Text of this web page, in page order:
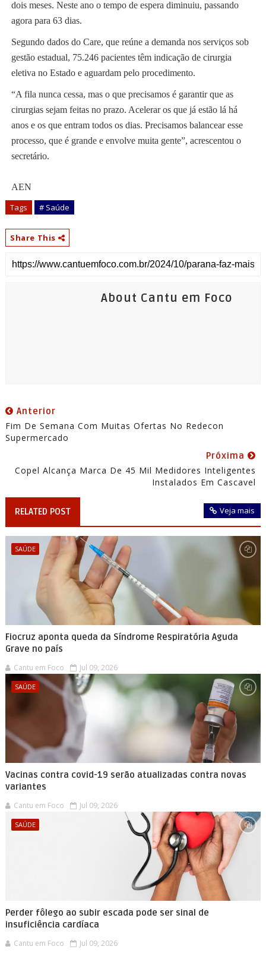
dois meses. Neste ano o tempo de espera diminuiu, passando
agora para 63 dias.
Segundo dados do Care, que reúne a demanda nos serviços sob
gestão estadual, 75.246 pacientes têm indicação de cirurgia
eletiva no Estado e aguardam pelo procedimento.
“A fila nunca cessa, mas o que precisamos é garantir que as
cirurgias sejam feitas no prazo. Acelerar os que já estão lá há
anos e os que entram todos os dias. Precisamos balancear esse
processo, que é grande e envolve muita gente”, acrescentou o
secretário.
AEN
Tags # Saúde
Share This
About Cantu em Foco
Anterior
Fim De Semana Com Muitas Ofertas No Redecon
Supermercado
Próxima
Copel Alcança Marca De 45 Mil Medidores Inteligentes
Instalados Em Cascavel
RELATED POST Veja mais
SAÚDE
Fiocruz aponta queda da Síndrome Respiratória Aguda
Grave no país
Cantu em Foco Jul 09, 2026
SAÚDE
Vacinas contra covid-19 serão atualizadas contra novas
variantes
Cantu em Foco Jul 09, 2026
SAÚDE
Perder fôlego ao subir escada pode ser sinal de
insuficiência cardíaca
Cantu em Foco Jul 09, 2026